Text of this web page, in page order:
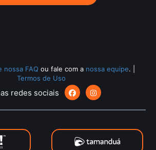
nossa FAQ ou fale com a nossa equipe.
Termos de Uso
redes sociais